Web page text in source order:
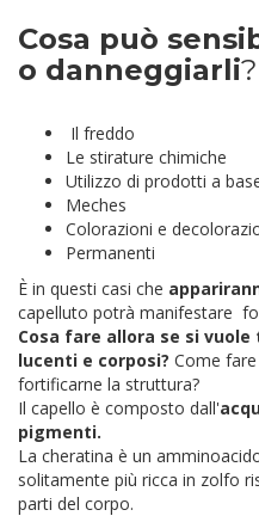
Cosa può
o danneggiarli?
Il freddo
Le stirature chimiche
Utilizzo di prodotti a
Meches
Colorazioni e
Permanenti
È in questi casi che
capelluto potrà manifestare
Cosa fare allora se si
lucenti e corposi? Come
fortificarne la struttura?
Il capello è composto dall'
pigmenti.
La cheratina è un
solitamente più ricca in zolfo
parti del corpo.